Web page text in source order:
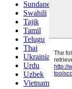
Sundanese
Swahili
Tajik
Tamil
Telugu
Thai
Ukrainian
Urdu
Uzbek
Vietnamese